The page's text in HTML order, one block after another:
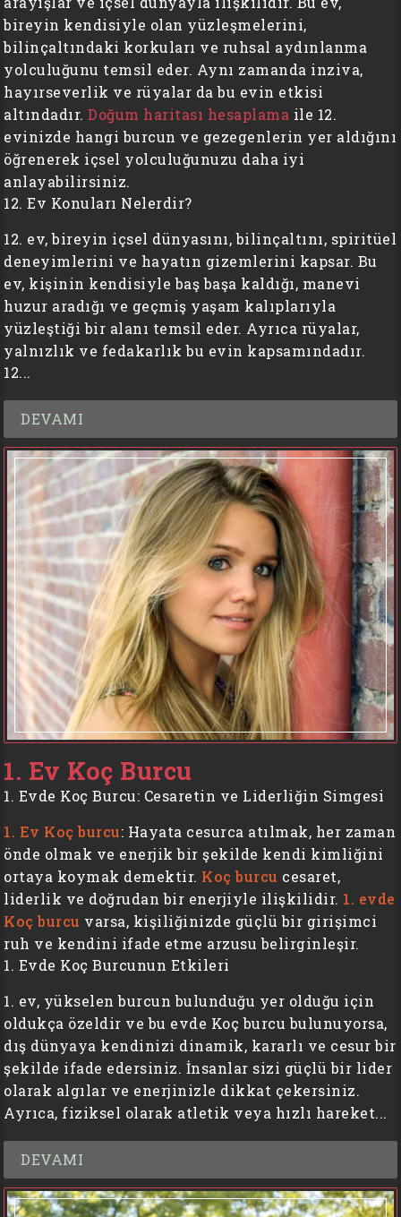
bireyin kendisiyle olan yüzleşmelerini,
bilinçaltındaki korkuları ve ruhsal aydınlanma
yolculuğunu temsil eder. Aynı zamanda inziva,
hayırseverlik ve rüyalar da bu evin etkisi
altındadır.Doğum haritası hesaplama ile 12.
evinizde hangi burcun ve gezegenlerin yer aldığını
öğrenerek içsel yolculuğunuzu daha iyi
anlayabilirsiniz.
12. Ev Konuları Nelerdir?
12. ev, bireyin içsel dünyasını, bilinçaltını, spiritüel
deneyimlerini ve hayatın gizemlerini kapsar. Bu
ev, kişinin kendisiyle baş başa kaldığı, manevi
huzur aradığı ve geçmiş yaşam kalıplarıyla
yüzleştiği bir alanı temsil eder. Ayrıca rüyalar,
yalnızlık ve fedakarlık bu evin kapsamındadır.
12...
DEVAMI
1. Ev Koç Burcu
1. Evde Koç Burcu: Cesaretin ve Liderliğin Simgesi
1. Ev Koç burcu: Hayata cesurca atılmak, her zaman
önde olmak ve enerjik bir şekilde kendi kimliğini
ortaya koymak demektir. Koç burcu cesaret,
liderlik ve doğrudan bir enerjiyle ilişkilidir. 1. evde
Koç burcu varsa, kişiliğinizde güçlü bir girişimci
ruh ve kendini ifade etme arzusu belirginleşir.
1. Evde Koç Burcunun Etkileri
1. ev, yükselen burcun bulunduğu yer olduğu için
oldukça özeldir ve bu evde Koç burcu bulunuyorsa,
dış dünyaya kendinizi dinamik, kararlı ve cesur bir
şekilde ifade edersiniz. İnsanlar sizi güçlü bir lider
olarak algılar ve enerjinizle dikkat çekersiniz.
Ayrıca, fiziksel olarak atletik veya hızlı hareket...
DEVAMI